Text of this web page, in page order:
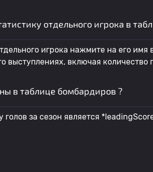
отдельного игрока в
игрока нажмите на его имя
выступлениях, включая количество
в таблице бомбардиров ?
голов за сезон является